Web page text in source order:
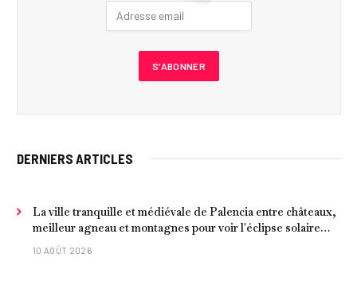
DERNIERS ARTICLES
La ville tranquille et médiévale de Palencia entre châteaux,
meilleur agneau et montagnes pour voir l'éclipse solaire
10 AOÛT 2026